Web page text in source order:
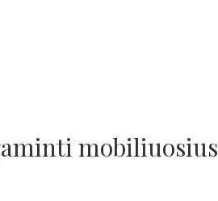
mobiliuosius